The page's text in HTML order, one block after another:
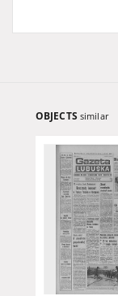
OBJECTS similar